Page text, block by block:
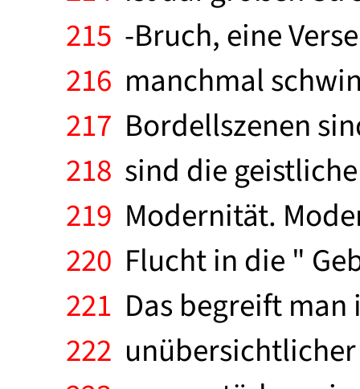
215 -Bruch, eine
216 manchmal
217 Bordellszenen
218 sind die
219 Modernität.
220 Flucht in die "
221 Das begreift
222